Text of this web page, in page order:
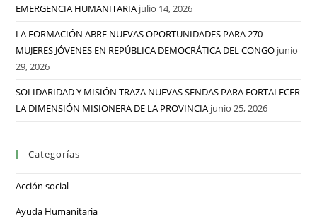
EMERGENCIA HUMANITARIA julio 14, 2026
LA FORMACIÓN ABRE NUEVAS OPORTUNIDADES PARA 270
MUJERES JÓVENES EN REPÚBLICA DEMOCRÁTICA DEL CONGO junio
29, 2026
SOLIDARIDAD Y MISIÓN TRAZA NUEVAS SENDAS PARA FORTALECER
LA DIMENSIÓN MISIONERA DE LA PROVINCIA junio 25, 2026
Categorías
Acción social
Ayuda Humanitaria